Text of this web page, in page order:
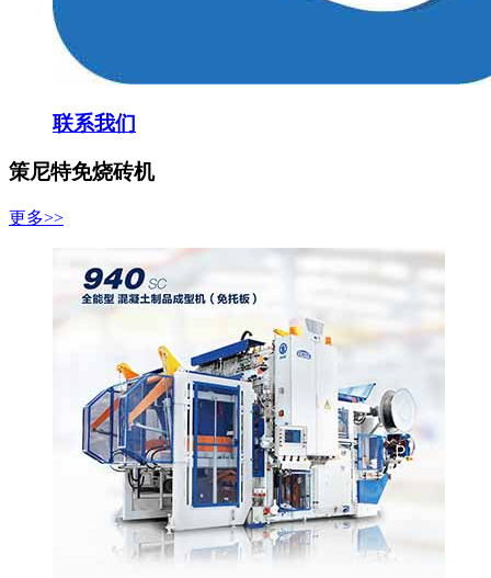
联系我们
策尼特免烧砖机
更多>>